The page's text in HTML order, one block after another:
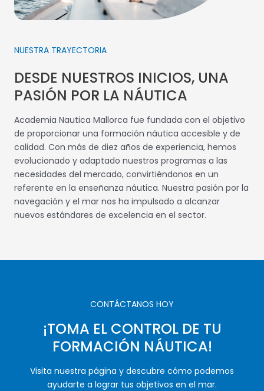
NUESTRA TRAYECTORIA
DESDE NUESTROS INICIOS, UNA
PASIÓN POR LA NÁUTICA
Academia Nautica Mallorca fue fundada con el objetivo
de proporcionar una formación náutica accesible y de
calidad. Con más de diez años de experiencia, hemos
evolucionado y adaptado nuestros programas a las
necesidades del mercado, convirtiéndonos en un
referente en la enseñanza náutica. Nuestra pasión por la
navegación y el mar nos ha impulsado a alcanzar
nuevos estándares de excelencia en el sector.
CONTÁCTANOS HOY
¡TOMA EL CONTROL DE TU
FORMACIÓN NÁUTICA!
Visita nuestra página y descubre cómo podemos
ayudarte a lograr tus objetivos en el mar.